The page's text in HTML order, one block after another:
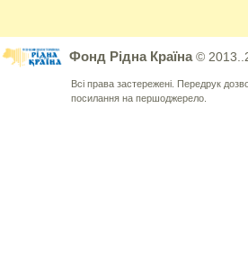
Фонд Рідна Країна©
Всі права застережені. Передрук
посилання на першоджерело.